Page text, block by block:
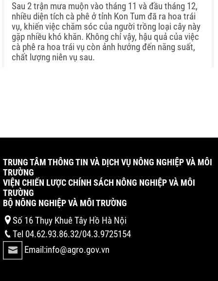
Sau 2 trận mưa muộn vào tháng 11 và đầu tháng 12,
nhiều diện tích cà phê ở tỉnh Kon Tum đã ra hoa trái
vụ, khiến việc chăm sóc của người trồng loại cây này
gặp nhiều khó khăn. Không chỉ vậy, hậu quả của việc
cà phê ra hoa trái vụ còn ảnh hưởng đến năng suất,
chất lượng niên vụ sau.
TRUNG TÂM THÔNG TIN VÀ DỊCH VỤ NÔNG NGHIỆP VÀ MÔI
TRƯỜNG
VIỆN CHIẾN LƯỢC CHÍNH SÁCH NÔNG NGHIỆP VÀ MÔI
TRƯỜNG
BỘ NÔNG NGHIỆP VÀ MÔI TRƯỜNG
Số 16 Thụy Khuê Tây Hồ Hà Nội
Tel 04.62.93.86.32/04.3.9725154
Email:info@agro.gov.vn